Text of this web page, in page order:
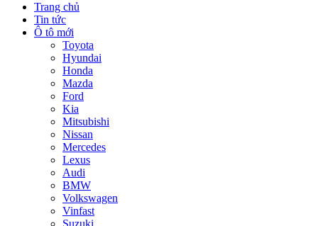
Trang chủ
Tin tức
Ô tô mới
Toyota
Hyundai
Honda
Mazda
Ford
Kia
Mitsubishi
Nissan
Mercedes
Lexus
Audi
BMW
Volkswagen
Vinfast
Suzuki